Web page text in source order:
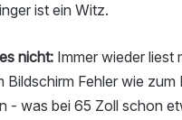
ist ein Witz.
nicht: Immer wieder liest
Bildschirm Fehler wie zum
- was bei 65 Zoll schon